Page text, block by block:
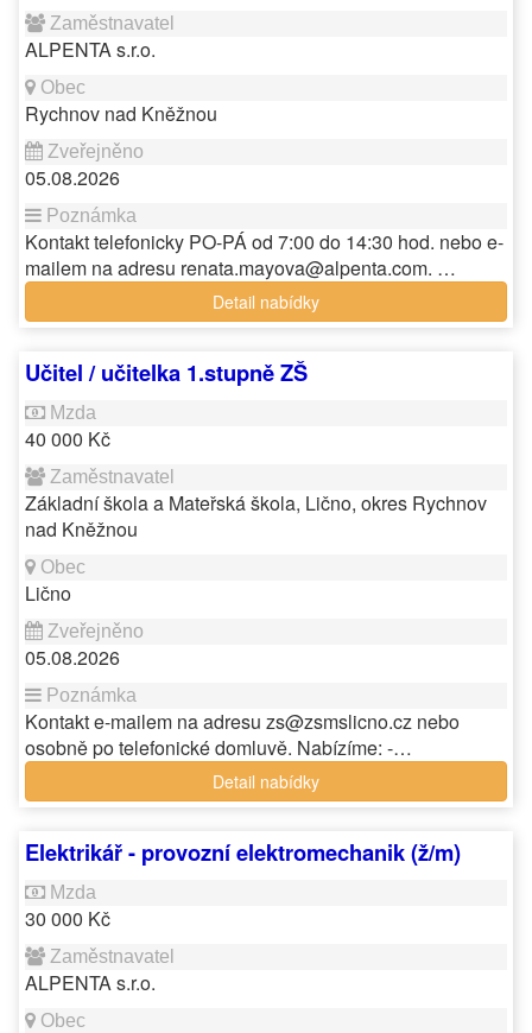
ALPENTA s.r.o.
Rychnov nad Kněžnou
05.08.2026
Kontakt telefonicky PO-PÁ od 7:00 do 14:30 hod. nebo e-
mailem na adresu renata.mayova@alpenta.com. …
Detail nabídky
Učitel / učitelka 1.stupně ZŠ
40 000 Kč
Základní škola a Mateřská škola, Lično, okres Rychnov
nad Kněžnou
Lično
05.08.2026
Kontakt e-mailem na adresu zs@zsmslicno.cz nebo
osobně po telefonické domluvě. Nabízíme: -…
Detail nabídky
Elektrikář - provozní elektromechanik (ž/m)
30 000 Kč
ALPENTA s.r.o.